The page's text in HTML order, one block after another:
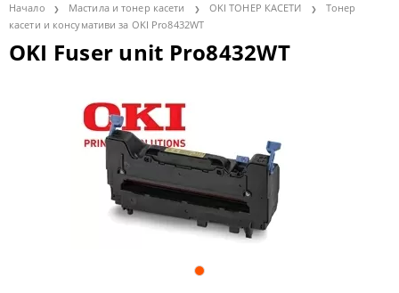
Начало Мастила и тонер касети OKI ТОНЕР КАСЕТИ
Тонер
касети и консумативи за OKI Pro8432WT
OKI Fuser unit Pro8432WT